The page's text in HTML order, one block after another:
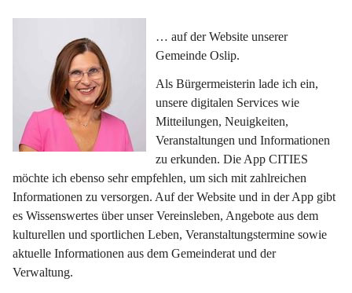
… auf der Website unserer
Gemeinde Oslip.
Als Bürgermeisterin lade ich ein,
unsere digitalen Services wie
Mitteilungen, Neuigkeiten,
Veranstaltungen und Informationen
zu erkunden. Die App CITIES
möchte ich ebenso sehr empfehlen, um sich mit zahlreichen
Informationen zu versorgen. Auf der Website und in der App gibt
es Wissenswertes über unser Vereinsleben, Angebote aus dem
kulturellen und sportlichen Leben, Veranstaltungstermine sowie
aktuelle Informationen aus dem Gemeinderat und der
Verwaltung.